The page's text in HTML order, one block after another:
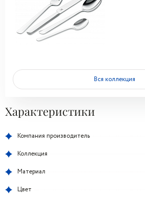
Вся коллекция
Характеристики
Компания производитель
Коллекция
Материал
Цвет